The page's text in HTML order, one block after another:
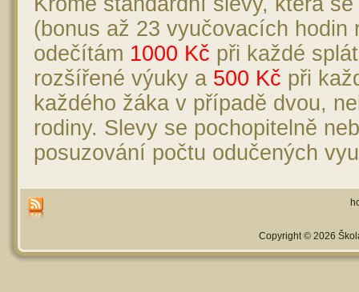
(bonus až 23 vyučovacích hodin
odečítám 1000 Kč při každé
rozšířené výuky a 500 Kč při
každého žáka v případě dvou,
rodiny. Slevy se pochopitelně
posuzování počtu odučených
Copyright © 2026